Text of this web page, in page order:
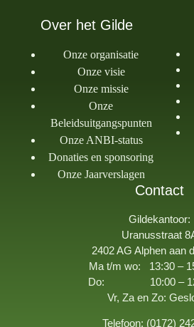
Over het Gilde
Onze organisatie
Onze visie
Onze missie
Onze
Beleidsuitgangspunten
Onze ANBI-status
Donaties en sponsoring
Onze Jaarverslagen
Contact
Gildekantoor:
Uranusstraat
2402 AG Alphen aan
Ma t/m wo: 13:30 –
Do: 10:00 –
Vr, Za en Zo:
Telefoon: (0172)